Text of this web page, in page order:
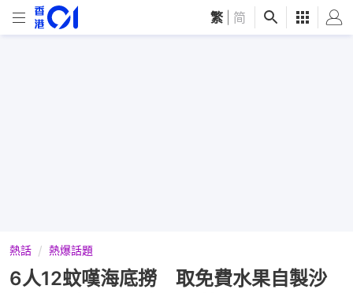
繁 简
熱話 熱爆話題
6人12蚊嘆海底撈 取免費水果自製沙